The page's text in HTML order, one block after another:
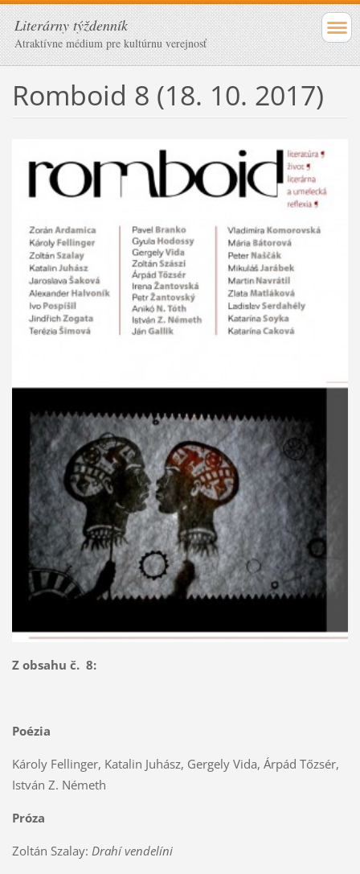
Literárny týždenník
Atraktívne médium pre kultúrnu verejnosť
Romboid 8 (18. 10. 2017)
Z obsahu č. 8:
Poézia
Károly Fellinger, Katalin Juhász, Gergely Vida, Árpád Tőzsér,
István Z. Németh
Próza
Zoltán Szalay: Drahí vendelíni